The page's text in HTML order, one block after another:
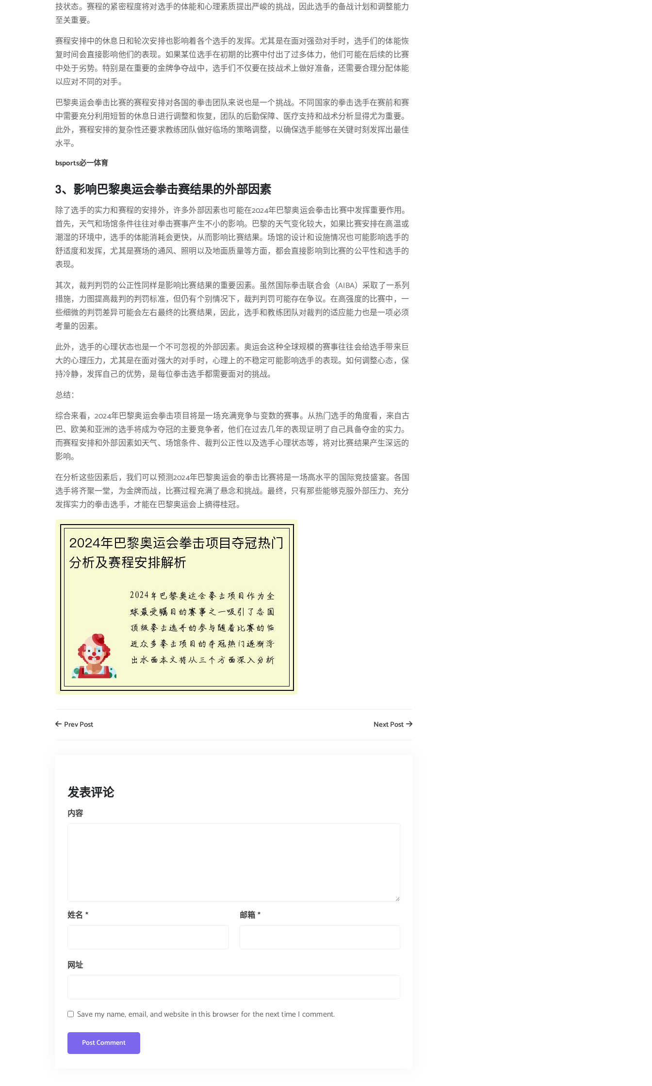
技状态。赛程的紧密程度将对选手的体能和心理素质提出严峻的挑战，因此选手的备战计划和调整能力
至关重要。
赛程安排中的休息日和轮次安排也影响着各个选手的发挥。尤其是在面对强劲对手时，选手们的体能恢
复时间会直接影响他们的表现。如果某位选手在初期的比赛中付出了过多体力，他们可能在后续的比赛
中处于劣势。特别是在重要的金牌争夺战中，选手们不仅要在技战术上做好准备，还需要合理分配体能
以应对不同的对手。
巴黎奥运会拳击比赛的赛程安排对各国的拳击团队来说也是一个挑战。不同国家的拳击选手在赛前和赛
中需要充分利用短暂的休息日进行调整和恢复，团队的后勤保障、医疗支持和战术分析显得尤为重要。
此外，赛程安排的复杂性还要求教练团队做好临场的策略调整，以确保选手能够在关键时刻发挥出最佳
水平。
bsports必一体育
3、影响巴黎奥运会拳击赛结果的外部因素
除了选手的实力和赛程的安排外，许多外部因素也可能在2024年巴黎奥运会拳击比赛中发挥重要作用。
首先，天气和场馆条件往往对拳击赛事产生不小的影响。巴黎的天气变化较大，如果比赛安排在高温或
潮湿的环境中，选手的体能消耗会更快，从而影响比赛结果。场馆的设计和设施情况也可能影响选手的
舒适度和发挥，尤其是赛场的通风、照明以及地面质量等方面，都会直接影响到比赛的公平性和选手的
表现。
其次，裁判判罚的公正性同样是影响比赛结果的重要因素。虽然国际拳击联合会（AIBA）采取了一系列
措施，力图提高裁判的判罚标准，但仍有个别情况下，裁判判罚可能存在争议。在高强度的比赛中，一
些细微的判罚差异可能会左右最终的比赛结果，因此，选手和教练团队对裁判的适应能力也是一项必须
考量的因素。
此外，选手的心理状态也是一个不可忽视的外部因素。奥运会这种全球规模的赛事往往会给选手带来巨
大的心理压力，尤其是在面对强大的对手时，心理上的不稳定可能影响选手的表现。如何调整心态，保
持冷静，发挥自己的优势，是每位拳击选手都需要面对的挑战。
总结：
综合来看，2024年巴黎奥运会拳击项目将是一场充满竞争与变数的赛事。从热门选手的角度看，来自古
巴、欧美和亚洲的选手将成为夺冠的主要竞争者，他们在过去几年的表现证明了自己具备夺金的实力。
而赛程安排和外部因素如天气、场馆条件、裁判公正性以及选手心理状态等，将对比赛结果产生深远的
影响。
在分析这些因素后，我们可以预测2024年巴黎奥运会的拳击比赛将是一场高水平的国际竞技盛宴。各国
选手将齐聚一堂，为金牌而战，比赛过程充满了悬念和挑战。最终，只有那些能够克服外部压力、充分
发挥实力的拳击选手，才能在巴黎奥运会上摘得桂冠。
Prev Post Next Post
发表评论
内容
姓名 * 邮箱*
网址
Save my name, email, and website in this browser for the next time I comment.